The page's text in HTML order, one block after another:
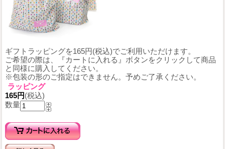
ギフトラッピングを165円(税込)でご利用いただけます。
ご希望の際は、『カートに入れる』ボタンをクリックして商品
と同様に購入してください。
※包装の形のご指定はできません。予めご了承ください。
ラッピング
165円(税込)
数量